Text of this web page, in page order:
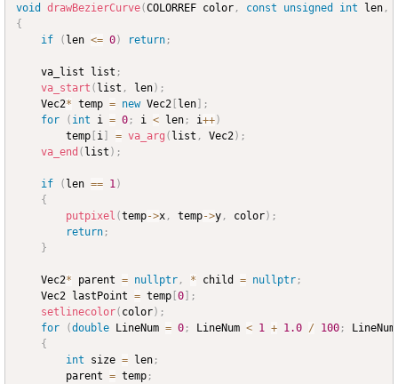
void
drawBezierCurve(COLORREF color , const unsigned int len ,
{
if
( len <= 0) return ;
	va_list list
;
va_start ( list , len) ;
	Vec2
* temp = new Vec2 [ len] ;
for
( int i = 0 ; i < len ; i++)
		temp
[ i] = va_arg ( list , Vec2) ;
va_end ( list ) ;
if ( len == 1)
{
putpixel (temp->x , temp->y , color) ;
return ;
}
	Vec2
* parent = nullptr , * child = nullptr ;
	Vec2 lastPoint
= temp [0] ;
setlinecolor( color) ;
for
(double LineNum = 0 ; LineNum < 1 + 1.0 / 100 ;
{
int size = len ;
		parent
= temp ;